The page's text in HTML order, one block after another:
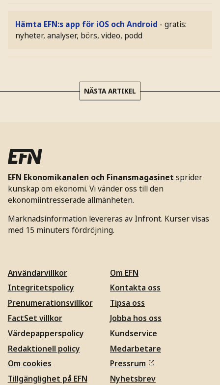
Hämta EFN:s app för iOS och Android - gratis:
nyheter, analyser, börs, video, podd
NÄSTA ARTIKEL
EFN Ekonomikanalen och Finansmagasinet sprider
kunskap om ekonomi. Vi vänder oss till den
ekonomiintresserade allmänheten.
Marknadsinformation levereras av Infront. Kurser visas
med 15 minuters fördröjning.
Användarvillkor
Integritetspolicy
Prenumerationsvillkor
FactSet villkor
Värdepapperspolicy
Redaktionell policy
Om cookies
Tillgänglighet på EFN
Om EFN
Kontakta oss
Tipsa oss
Jobba hos oss
Kundservice
Medarbetare
Pressrum
Nyhetsbrev